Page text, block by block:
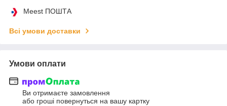
Meest ПОШТА
Всі умови доставки
Умови оплати
Ви отримаєте замовлення
або гроші повернуться на вашу картку